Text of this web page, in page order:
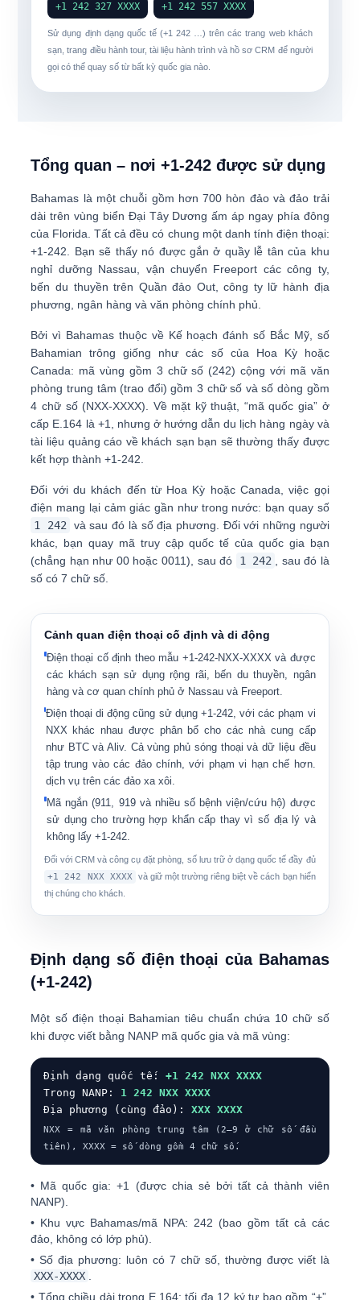
+1 242 327 XXXX +1 242 557 XXXX
Sử dụng định dạng quốc tế (+1 242 …) trên các trang web khách
sạn, trang điều hành tour, tài liệu hành trình và hồ sơ CRM để người
gọi có thể quay số từ bất kỳ quốc gia nào.
Tổng quan – nơi +1-242 được sử dụng
Bahamas là một chuỗi gồm hơn 700 hòn đảo và đảo trải
dài trên vùng biển Đại Tây Dương ấm áp ngay phía đông
của Florida. Tất cả đều có chung một danh tính điện thoại:
+1-242 . Bạn sẽ thấy nó được gắn ở quầy lễ tân của khu
nghỉ dưỡng Nassau, vận chuyển Freeport các công ty,
bến du thuyền trên Quần đảo Out, công ty lữ hành địa
phương, ngân hàng và văn phòng chính phủ.
Bởi vì Bahamas thuộc về Kế hoạch đánh số Bắc Mỹ, số
Bahamian trông giống như các số của Hoa Kỳ hoặc
Canada: mã vùng gồm 3 chữ số (242) cộng với mã văn
phòng trung tâm (trao đổi) gồm 3 chữ số và số dòng gồm
4 chữ số (NXX-XXXX). Về mặt kỹ thuật, “mã quốc gia” ở
cấp E.164 là +1, nhưng ở hướng dẫn du lịch hàng ngày và
tài liệu quảng cáo về khách sạn bạn sẽ thường thấy được
kết hợp thành+1-242
Đối với du khách đến từ Hoa Kỳ hoặc Canada, việc gọi
điện mang lại cảm giác gần như trong nước: bạn quay số
1 242
và sau đó là số địa phương. Đối với những người
khác, bạn quay mã truy cập quốc tế của quốc gia bạn
(chẳng hạn như 00 hoặc 0011), sau đó
1 242
, sau đó là
số có 7 chữ số.
Cảnh quan điện thoại cố định và di động
Điện thoại cố định theo mẫu +1-242-NXX-XXXX và được
các khách sạn sử dụng rộng rãi, bến du thuyền, ngân
hàng và cơ quan chính phủ ở Nassau và Freeport.
Điện thoại di động cũng sử dụng +1-242, với các phạm vi
NXX khác nhau được phân bổ cho các nhà cung cấp
như BTC và Aliv. Cả vùng phủ sóng thoại và dữ liệu đều
tập trung vào các đảo chính, với phạm vi hạn chế hơn.
dịch vụ trên các đảo xa xôi.
Mã ngắn (911, 919 và nhiều số bệnh viện/cứu hộ) được
sử dụng cho trường hợp khẩn cấp thay vì số địa lý và
không lấy +1-242.
Đối với CRM và công cụ đặt phòng, số lưu trữ ở dạng quốc tế đầy đủ
+1 242 NXX XXXX
và giữ một trường riêng biệt về cách bạn hiển
thị chúng cho khách.
Định dạng số điện thoại của Bahamas
(+1-242)
Một số điện thoại Bahamian tiêu chuẩn chứa 10 chữ số
khi được viết bằng NANP mã quốc gia và mã vùng:
Định dạng quốc tế:+1 242 NXX XXXX
Trong NANP: 1 242 NXX XXXX
Địa phương (cùng đảo):XXX XXXX
NXX = mã văn phòng trung tâm (2–9 ở chữ số đầu
tiên), XXXX = số dòng gồm 4 chữ số.
• Mã quốc gia: +1 (được chia sẻ bởi tất cả thành viên
NANP).
• Khu vực Bahamas/mã NPA: 242 (bao gồm tất cả các
đảo, không có lớp phủ).
•Số địa phương: luôn có 7 chữ số, thường được viết là
XXX-XXXX
• Tổng chiều dài trong E.164: tối đa 12 ký tự bao gồm “+”,